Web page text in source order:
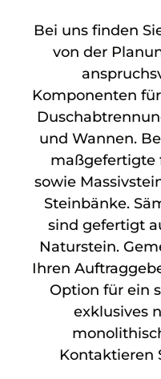
Bei uns finden
von der
Komponenten
und Wannen.
maßgefertigte
sowie
Steinbänke.
sind gefertigt
Naturstein.
Ihren
Option für ein
exklusives
Kontaktieren